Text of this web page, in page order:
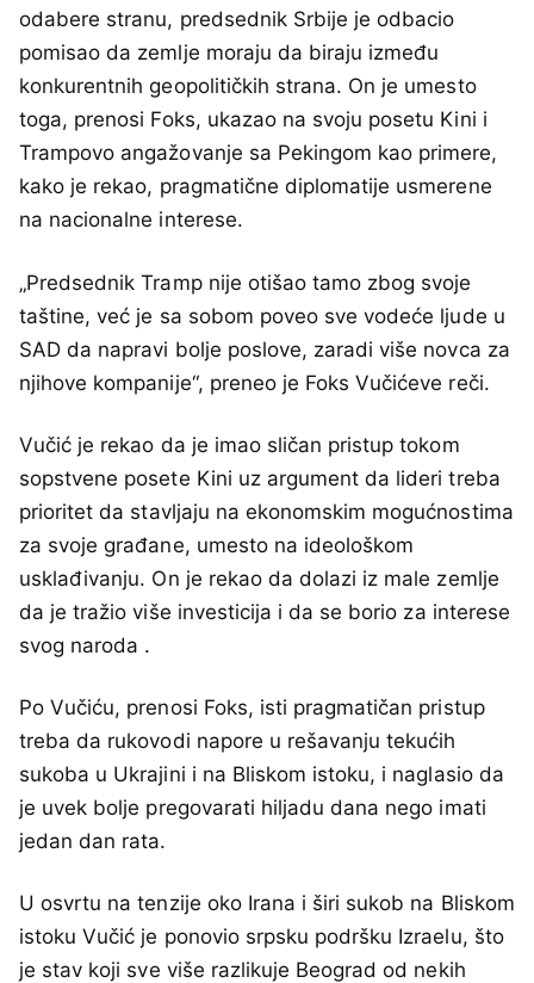
odabere stranu, predsednik Srbije je odbacio
pomisao da zemlje moraju da biraju između
konkurentnih geopolitičkih strana. On je umesto
toga, prenosi Foks, ukazao na svoju posetu Kini i
Trampovo angažovanje sa Pekingom kao primere,
kako je rekao, pragmatične diplomatije usmerene
na nacionalne interese.
„Predsednik Tramp nije otišao tamo zbog svoje
taštine, već je sa sobom poveo sve vodeće ljude u
SAD da napravi bolje poslove, zaradi više novca za
njihove kompanije“, preneo je Foks Vučićeve reči.
Vučić je rekao da je imao sličan pristup tokom
sopstvene posete Kini uz argument da lideri treba
prioritet da stavljaju na ekonomskim mogućnostima
za svoje građane, umesto na ideološkom
usklađivanju. On je rekao da dolazi iz male zemlje
da je tražio više investicija i da se borio za interese
svog naroda .
Po Vučiću, prenosi Foks, isti pragmatičan pristup
treba da rukovodi napore u rešavanju tekućih
sukoba u Ukrajini i na Bliskom istoku, i naglasio da
je uvek bolje pregovarati hiljadu dana nego imati
jedan dan rata.
U osvrtu na tenzije oko Irana i širi sukob na Bliskom
istoku Vučić je ponovio srpsku podršku Izraelu, što
je stav koji sve više razlikuje Beograd od nekih